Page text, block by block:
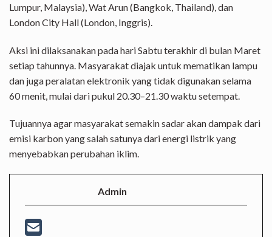
Lumpur, Malaysia), Wat Arun (Bangkok, Thailand), dan
London City Hall (London, Inggris).
Aksi ini dilaksanakan pada hari Sabtu terakhir di bulan Maret
setiap tahunnya. Masyarakat diajak untuk mematikan lampu
dan juga peralatan elektronik yang tidak digunakan selama
60 menit, mulai dari pukul 20.30–21.30 waktu setempat.
Tujuannya agar masyarakat semakin sadar akan dampak dari
emisi karbon yang salah satunya dari energi listrik yang
menyebabkan perubahan iklim.
Admin